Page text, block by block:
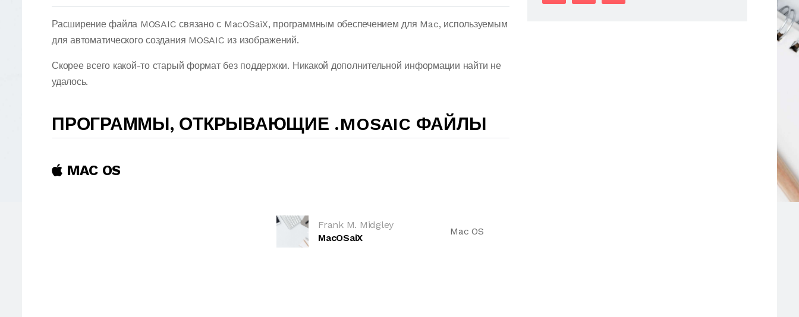
Расширение файла MOSAIC связано с MacOSaiX, программным обеспечением для Mac, используемым
для автоматического создания MOSAIC из изображений.
Скорее всего какой-то старый формат без поддержки. Никакой дополнительной информации найти не
удалось.
ПРОГРАММЫ, ОТКРЫВАЮЩИЕ .MOSAIC ФАЙЛЫ
MAC OS
Frank M. Midgley
MacOSaiX
Mac OS